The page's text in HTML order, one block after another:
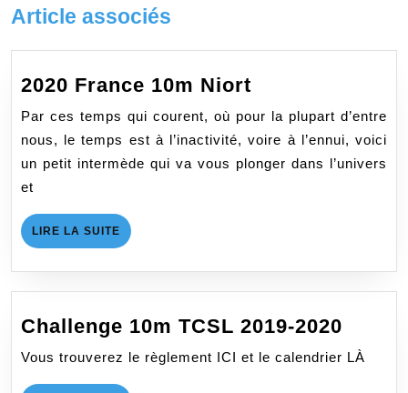
Article associés
2020 France 10m Niort
France
10m
Niort
Par ces temps qui courent, où pour la plupart d’entre
nous, le temps est à l’inactivité, voire à l’ennui, voici
un petit intermède qui va vous plonger dans l’univers
et
LIRE LA SUITE LIRE
LA
Challenge 10m TCSL 2019-2020
10m
Vous trouverez le règlement ICI et le calendrier LÀ